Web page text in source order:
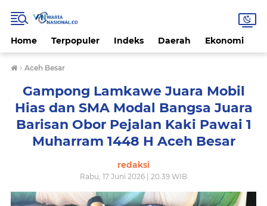
Home Terpopuler Indeks Daerah Ekonomi
› Aceh Besar
Gampong Lamkawe Juara Mobil
Hias dan SMA Modal Bangsa Juara
Barisan Obor Pejalan Kaki Pawai 1
Muharram 1448 H Aceh Besar
redaksi
Rabu, 17 Juni 2026 | 20.39 WIB